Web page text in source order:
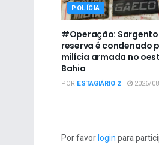
POLÍCIA
#Operação:
reserva é condenado
milícia armada no
Bahia
POR ESTAGIÁRIO 2 2026/
Por favorloginpara